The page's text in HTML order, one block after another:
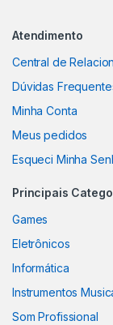
Atendimento
Central de
Dúvidas
Minha Conta
Meus pedidos
Esqueci Minha
Principais
Games
Eletrônicos
Informática
Instrumentos
Som Profissional